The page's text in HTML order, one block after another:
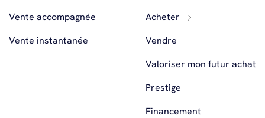
Vente accompagnée
Vente instantanée
Acheter
Vendre
Valoriser mon futur achat
Prestige
Financement